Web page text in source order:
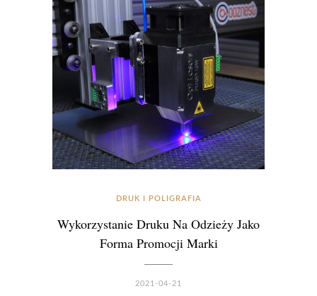
DRUK I POLIGRAFIA
Wykorzystanie Druku Na Odzieży Jako
Forma Promocji Marki
2021-04-21